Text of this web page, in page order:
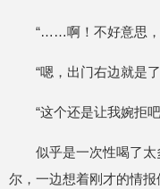
“……啊！不好意思
“嗯，出门右边就是
“这个还是让我婉拒
似乎是一次性喝了
尔，一边想着刚才的情